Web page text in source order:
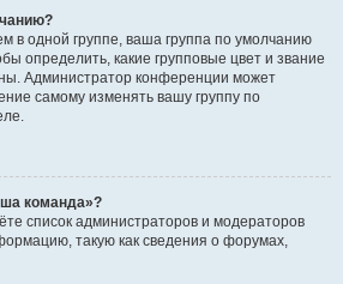
в одной группе, ваша группа по умолчанию
определить, какие групповые цвет и звание
Администратор конференции может
самому изменять вашу группу по
команда»?
список администраторов и модераторов
такую как сведения о форумах,